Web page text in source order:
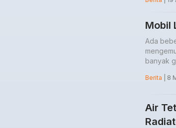
Mobil
Ada
banyak
Berita | 8
Air